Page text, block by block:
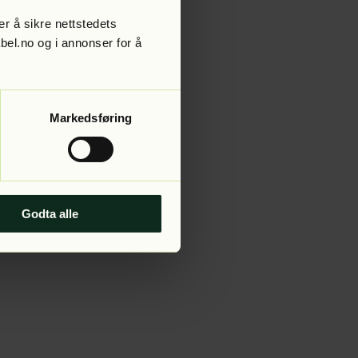
å sikre nettstedets
og i annonser for å
Markedsføring
Godta alle